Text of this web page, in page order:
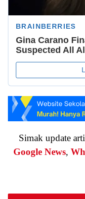
Simak update
Google News,